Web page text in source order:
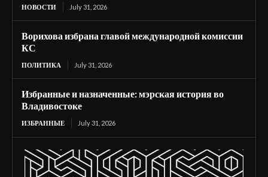
НОВОСТИ July 31, 2026
Ворихова избрана главой международной комиссии
КС
ПОЛИТИКА July 31, 2026
Избранные и назначенные: мэрская история во
Владивостоке
ИЗБРАННЫЕ July 31, 2026